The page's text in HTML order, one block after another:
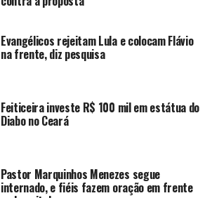
Evangélicos rejeitam Lula e colocam Flávio
na frente, diz pesquisa
Feiticeira investe R$ 100 mil em estátua do
Diabo no Ceará
Pastor Marquinhos Menezes segue
internado, e fiéis fazem oração em frente